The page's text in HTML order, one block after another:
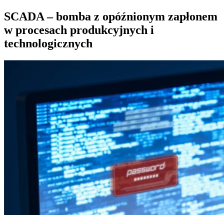
SCADA – bomba z opóźnionym zapłonem
w procesach produkcyjnych i
technologicznych